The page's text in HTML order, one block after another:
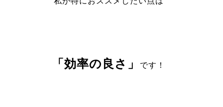
「効率の良さ」 です！